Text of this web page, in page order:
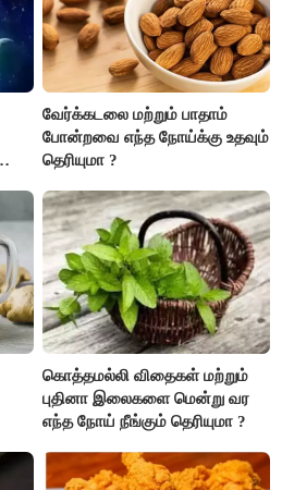
வேர்க்கடலை மற்றும் பாதாம்
போன்றவை எந்த நோய்க்கு உதவும்
தெரியுமா ?
கொத்தமல்லி விதைகள் மற்றும்
புதினா இலைகளை மென்று வர
எந்த நோய் நீங்கும் தெரியுமா ?